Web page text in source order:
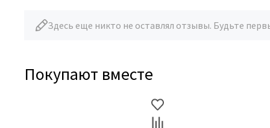
Здесь еще никто не оставлял отзывы. Будьте
Покупают вместе